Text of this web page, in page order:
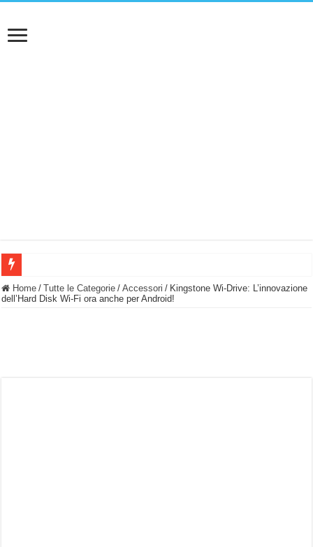
BASTA FATICARE! Questo robot tagliaerba lo appoggi e fa tutto lui! (Senza
Home / Tutte le Categorie / Accessori / Kingstone Wi-Drive: L’innovazione
dell’Hard Disk Wi-Fi ora anche per Android!